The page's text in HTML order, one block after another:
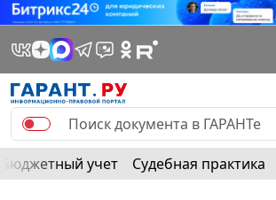
Бюджетный учет Судебная практика